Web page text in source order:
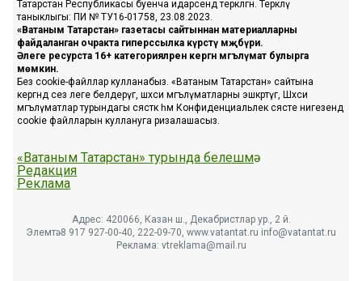
Татарстан Республикасы буенча идарәсендә теркәлгән. Теркәлү
таныклыгы: ПИ № ТУ16-01758, 23.08.2023.
«Ватаным Татарстан» газетасы сайтыннан материалларны
файдаланган очракта гиперссылка күрсәтү мәҗбүри.
Әлеге ресурста 16+ категорияләренә кергән мәгълүмат булырга
мөмкин.
Без cookie-файллар кулланабыз. «Ватаным Татарстан» сайтына
кергәндә сез әлеге белдерүгә, шәхси мәгълүматларны эшкәртүгә, Шәхси
мәгълүматлар турындагы сәясәткә һәм Конфиденциальлек сәясәте нигезендә
cookie файлларын куллануга ризалашасыз.
«Ватаным Татарстан» турында белешмә
Редакция
Реклама
Адрес: 420066, Казан ш., Декабристлар ур., 2 й.
Элемтә: 8 917 927-00-40, 222-09-70, www.vatantat.ru info@vatantat.ru
Реклама: vtreklama@mail.ru